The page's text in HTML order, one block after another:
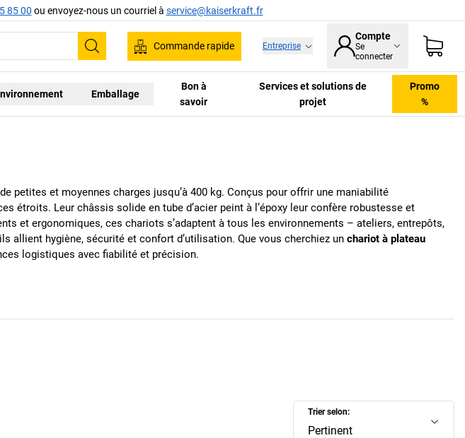
85 00 ou envoyez-nous un courriel à service@kaiserkraft.fr
Recherche
Commande rapide Entreprise
Compte
Se
connecter
Emballage
Bon à
savoir
Services et solutions de
projet
Promo
%
petites et moyennes charges jusqu’à 400 kg. Conçus pour offrir une maniabilité
étroits. Leur châssis solide en tube d’acier peint à l’époxy leur confère robustesse et
et ergonomiques, ces chariots s’adaptent à tous les environnements – ateliers, entrepôts,
allient hygiène, sécurité et confort d’utilisation. Que vous cherchiez un chariot à plateau
logistiques avec fiabilité et précision.
Trier selon:
Pertinent